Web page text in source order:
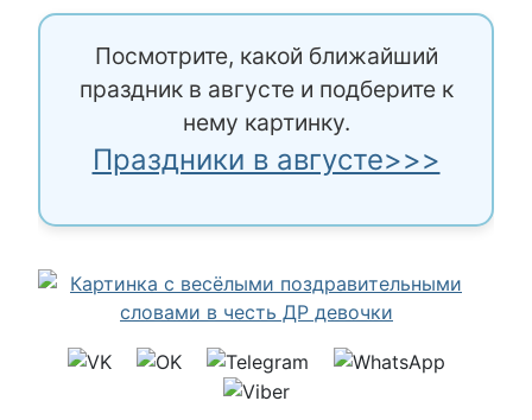
Посмотрите, какой ближайший
праздник в августе и подберите к
нему картинку.
Праздники в августе>>>